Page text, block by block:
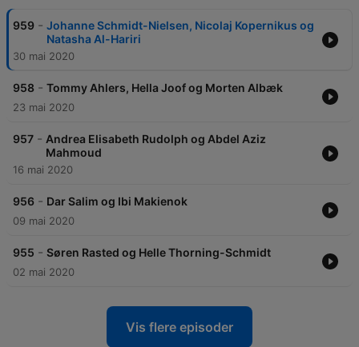
959 - Johanne Schmidt-Nielsen, Nicolaj Kopernikus og
Natasha Al-Hariri
30 mai 2020
958 - Tommy Ahlers, Hella Joof og Morten Albæk
23 mai 2020
957 - Andrea Elisabeth Rudolph og Abdel Aziz
Mahmoud
16 mai 2020
956 - Dar Salim og Ibi Makienok
09 mai 2020
955 - Søren Rasted og Helle Thorning-Schmidt
02 mai 2020
Vis flere episoder